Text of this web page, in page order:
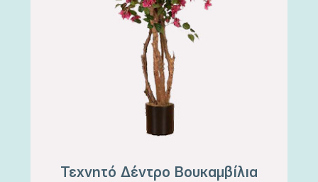
Τεχνητό Δέντρο Βουκαμβίλια